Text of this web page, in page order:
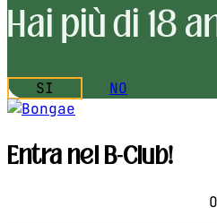
Hai più di 18
SI NO
Entra nel B-Club!